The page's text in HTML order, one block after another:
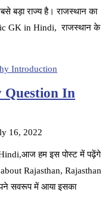
बड़ा राज्य है। राजस्थान का
GK in Hindi, राजस्थान के
Introduction
Question In
16, 2022
हम इस पोस्ट में पढ़ेंगे
Rajasthan, Rajasthan
सवरूप में आया इसका